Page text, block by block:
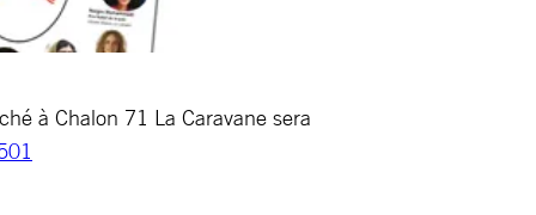
à Chalon 71 La Caravane sera